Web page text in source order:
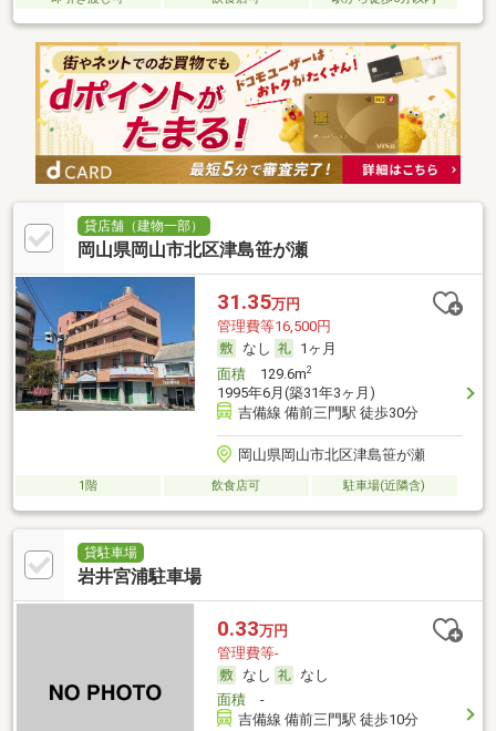
貸店舗（建物一部）
岡山県岡山市北区津島笹が瀬
31.35万円
管理費等16,500円
なし
1ヶ月
面積129.6m2
1995年6月(築31年3ヶ月)
吉備線 備前三門駅 徒歩30分
岡山県岡山市北区津島笹が瀬
1階 飲食店可 駐車場(近隣含)
貸駐車場
岩井宮浦駐車場
0.33万円
管理費等-
なし
なし
面積-
吉備線 備前三門駅 徒歩10分